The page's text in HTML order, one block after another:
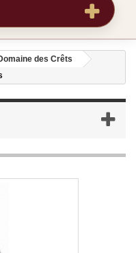
des Crêts